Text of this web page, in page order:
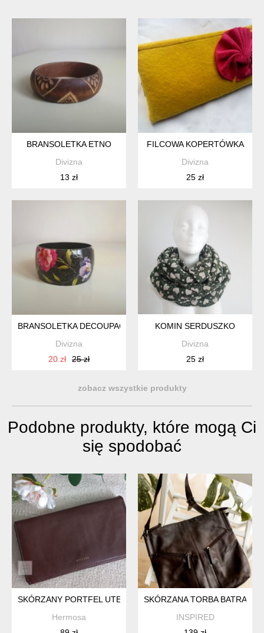
BRANSOLETKA ETNO
Divizna
13 zł
FILCOWA KOPERTÓWKA
Divizna
25 zł
BRANSOLETKA DECOUPAGE
Divizna
20 zł
25 zł
KOMIN SERDUSZKO
Divizna
25 zł
zobacz wszystkie produkty
Podobne produkty, które mogą Ci
się spodobać
SKÓRZANY PORTFEL UTERQÜE
Hermosa
SKÓRZANA TORBA BATRA
INSPIRED